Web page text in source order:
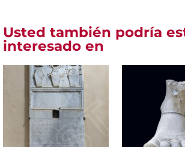
Usted también podría
interesado en